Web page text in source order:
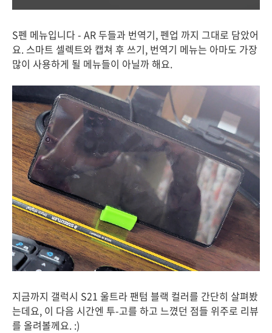
S펜 메뉴입니다 - AR 두들과 번역기, 펜업 까지 그대로 담았어
요. 스마트 셀렉트와 캡쳐 후 쓰기, 번역기 메뉴는 아마도 가장
많이 사용하게 될 메뉴들이 아닐까 해요.
지금까지 갤럭시 S21 울트라 팬텀 블랙 컬러를 간단히 살펴봤
는데요, 이 다음 시간엔 투-고를 하고 느꼈던 점들 위주로 리뷰
를 올려볼께요. :)